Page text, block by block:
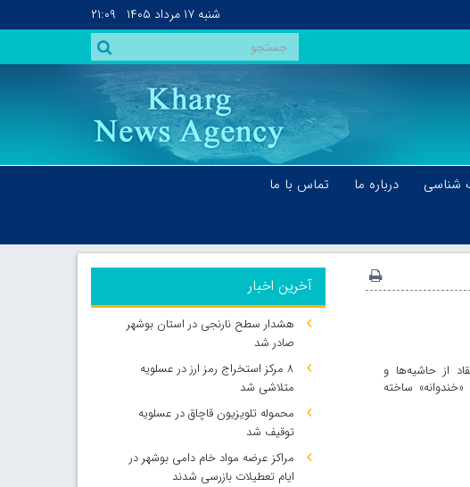
شنبه ۱۷ مرداد ۱۴۰۵ ۲۱:۰۹
شناسی درباره ما
تماس با ما
از حاشیه‌ها و
ساخته
آخرین اخبار
هشدار سطح نارنجی در استان بوشهر
صادر شد
۸ مرکز استخراج رمز ارز در عسلویه
متلاشی شد
محموله تلویزیون قاچاق در عسلویه
توقیف شد
مراکز عرضه مواد خام دامی بوشهر در
ایام تعطیلات بازرسی شدند